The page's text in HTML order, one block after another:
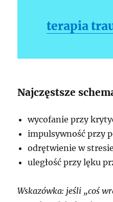
terapia
Najczęstsze
wycofanie przy
impulsywność przy
odrętwienie w stresie
uległość przy lęku
Wskazówka: jeśli „coś